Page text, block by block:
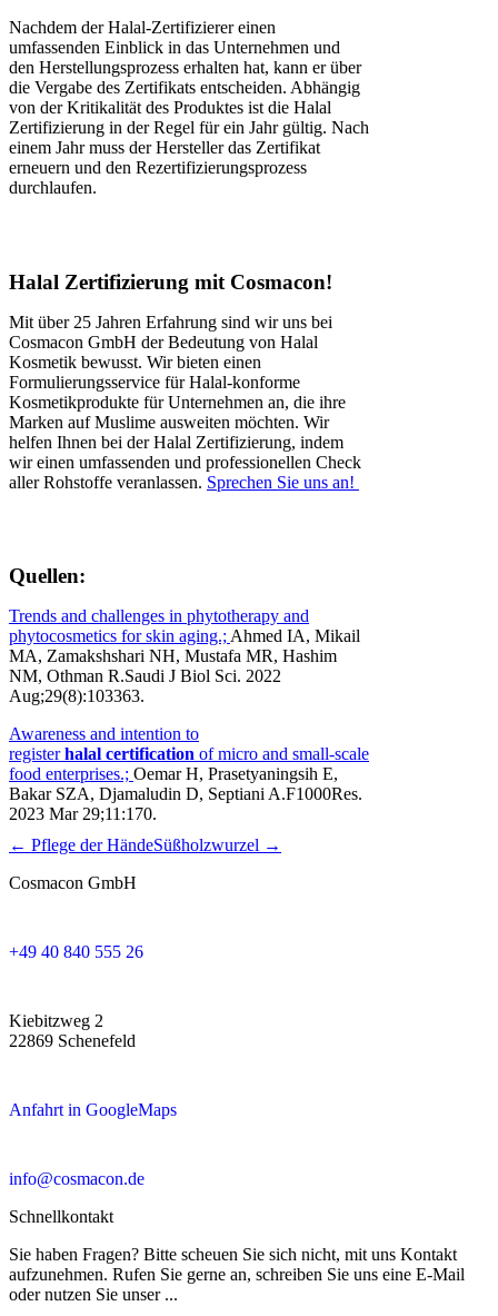
Nachdem der Halal-Zertifizierer einen
umfassenden Einblick in das Unternehmen und
den Herstellungsprozess erhalten hat, kann er über
die Vergabe des Zertifikats entscheiden. Abhängig
von der Kritikalität des Produktes ist die Halal
Zertifizierung in der Regel für ein Jahr gültig. Nach
einem Jahr muss der Hersteller das Zertifikat
erneuern und den Rezertifizierungsprozess
durchlaufen.
Halal Zertifizierung mit Cosmacon!
Mit über 25 Jahren Erfahrung sind wir uns bei
Cosmacon GmbH der Bedeutung von Halal
Kosmetik bewusst. Wir bieten einen
Formulierungsservice für Halal-konforme
Kosmetikprodukte für Unternehmen an, die ihre
Marken auf Muslime ausweiten möchten. Wir
helfen Ihnen bei der Halal Zertifizierung, indem
wir einen umfassenden und professionellen Check
aller Rohstoffe veranlassen. Sprechen Sie uns an!
Quellen:
Trends and challenges in phytotherapy and
phytocosmetics for skin aging.;Ahmed IA, Mikail
MA, Zamakshshari NH, Mustafa MR, Hashim
NM, Othman R.Saudi J Biol Sci. 2022
Aug;29(8):103363.
Awareness and intention to
registerhalal certification of micro and small-scale
food enterprises.; Oemar H, Prasetyaningsih E,
Bakar SZA, Djamaludin D, Septiani A.F1000Res.
2023 Mar 29;11:170.
← Pflege der HändeSüßholzwurzel →
Cosmacon GmbH
+49 40 840 555 26
Kiebitzweg 2
22869 Schenefeld
Anfahrt in GoogleMaps
info@cosmacon.de
Schnellkontakt
Sie haben Fragen? Bitte scheuen Sie sich nicht, mit uns Kontakt
aufzunehmen. Rufen Sie gerne an, schreiben Sie uns eine E-Mail
oder nutzen Sie unser ...